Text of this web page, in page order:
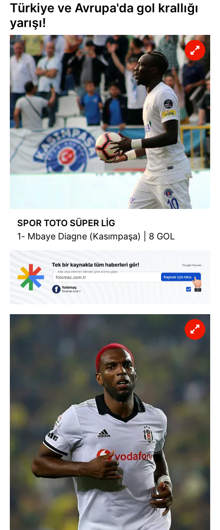
Türkiye ve Avrupa'da gol krallığı
yarışı!
SPOR TOTO SÜPER LİG
1- Mbaye Diagne (Kasımpaşa) | 8 GOL